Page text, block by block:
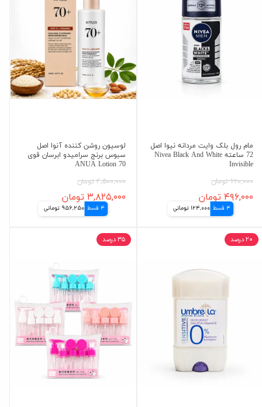
مام رول بلک وایت مردانه نیوا اصل
72 ساعته Nivea Black And White
Invisible
۶۲۰,۰۰۰ تومان
۴۹۶,۰۰۰ تومان
4 قسط 124,000 تومانی
لوسیون روشن کننده آنوا اصل
سبوس برنج سرامیدو ابرسان قوی
70 ANUA Lotion
۴,۵۰۰,۰۰۰ تومان
۳,۸۲۵,۰۰۰ تومان
4 قسط 956,250 تومانی
۲۰ درصد ۳۵ درصد